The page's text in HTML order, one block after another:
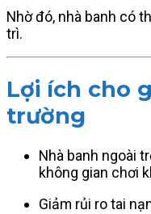
Nhờ đó, nhà banh có
trì.
Lợi ích cho
trường
Nhà banh ngoài
không gian chơi
Giảm rủi ro tai